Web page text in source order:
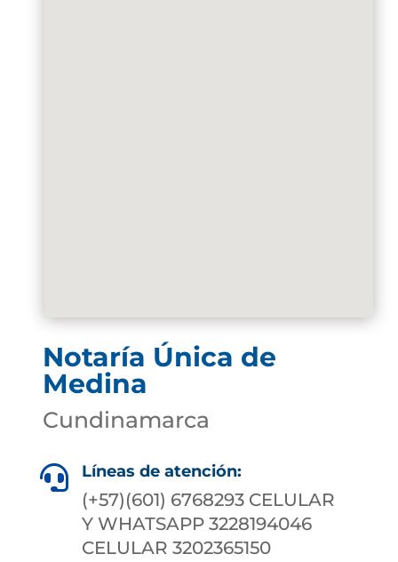
Notaría Única de
Medina
Cundinamarca
 Líneas de atención:
(+57)(601) 6768293 CELULAR
Y WHATSAPP 3228194046
CELULAR 3202365150